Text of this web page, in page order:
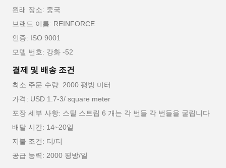
원래 장소: 중국
브랜드 이름: REINFORCE
인증: ISO 9001
모델 번호: 강화 -52
결제 및 배송 조건
최소 주문 수량: 2000 평방 미터
가격: USD 1.7-3/ square meter
포장 세부 사항: 스틸 스트립 6 개는 각 번들 각 번들을 굴립니다
배달 시간: 14~20일
지불 조건: 티/티
공급 능력: 2000 평방/일